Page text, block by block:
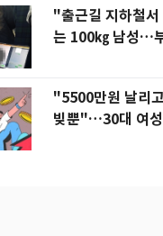
"출근길 지하철
는 100㎏ 남성…
"5500만원 날리
빚뿐"…30대 여성